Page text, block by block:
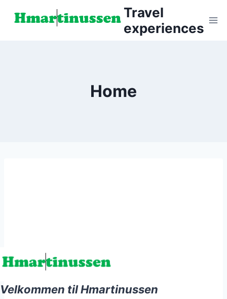
Travel
experiences
Home
Velkommen til Hmartinussen